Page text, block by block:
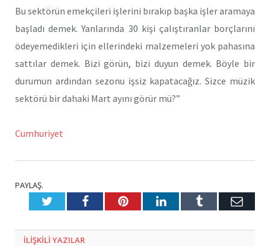
Bu sektörün emekçileri işlerini bırakıp başka işler aramaya
başladı demek. Yanlarında 30 kişi çalıştıranlar borçlarını
ödeyemedikleri için ellerindeki malzemeleri yok pahasına
sattılar demek. Bizi görün, bizi duyun demek. Böyle bir
durumun ardından sezonu işsiz kapatacağız. Sizce müzik
sektörü bir dahaki Mart ayını görür mü?”
Cumhuriyet
PAYLAŞ.
TwitterFacebookPinterestLinkedInTumblr E-
ILIŞKILI YAZILAR